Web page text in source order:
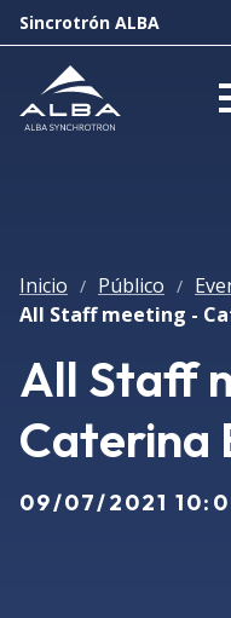
Sincrotrón ALBA
Inicio / Público /
All Staff
Caterina
09/07/2021